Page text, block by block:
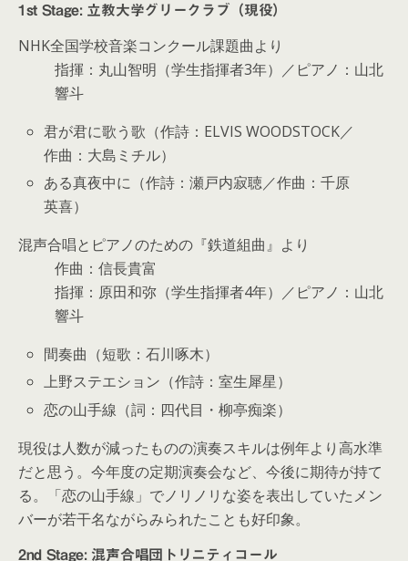
1st Stage: 立教大学グリークラブ（現役）
NHK全国学校音楽コンクール課題曲より
指揮：丸山智明（学生指揮者3年）／ピアノ：山北
響斗
君が君に歌う歌（作詩：ELVIS WOODSTOCK／
作曲：大島ミチル）
ある真夜中に（作詩：瀬戸内寂聴／作曲：千原
英喜）
混声合唱とピアノのための『鉄道組曲』より
作曲：信長貴富
指揮：原田和弥（学生指揮者4年）／ピアノ：山北
響斗
間奏曲（短歌：石川啄木）
上野ステエション（作詩：室生犀星）
恋の山手線（詞：四代目・柳亭痴楽）
現役は人数が減ったものの演奏スキルは例年より高水準
だと思う。今年度の定期演奏会など、今後に期待が持て
る。「恋の山手線」でノリノリな姿を表出していたメン
バーが若干名ながらみられたことも好印象。
2nd Stage: 混声合唱団トリニティコール